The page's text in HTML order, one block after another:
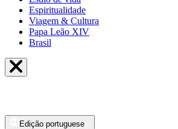
Espiritualidade
Viagem & Cultura
Papa Leão XIV
Brasil
Edição portuguese